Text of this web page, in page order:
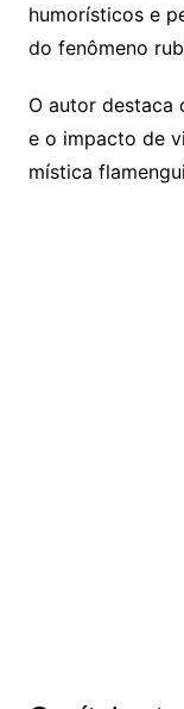
humorísticos e
do fenômeno
O autor destaca
e o impacto de
mística